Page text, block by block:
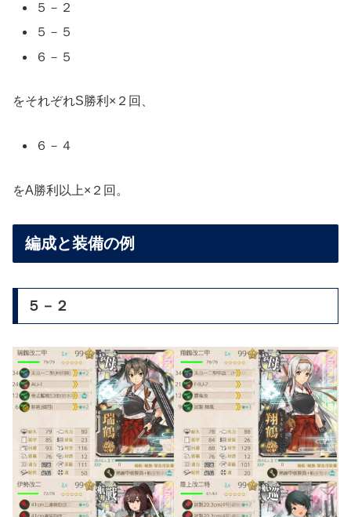
５－２
５－５
６－５
をそれぞれS勝利×２回、
６－４
をA勝利以上×２回。
編成と装備の例
５－２